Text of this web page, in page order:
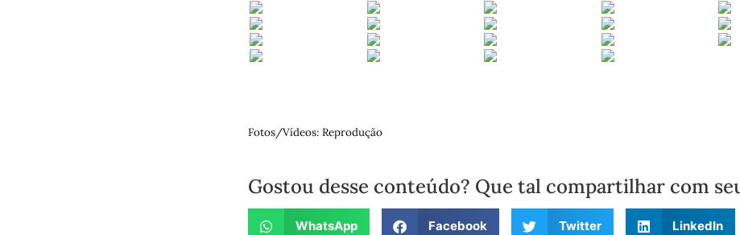
Fotos/Vídeos: Reprodução
Gostou desse conteúdo? Que tal compartilhar com
WhatsApp Facebook Twitter LinkedIn